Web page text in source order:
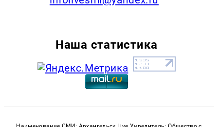
Наша статистика